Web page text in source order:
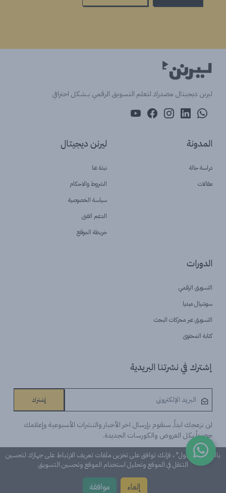
ليرنن ديجيتال مصدرك لتعلم التسويق الرقمي بــشكل احترافي
المدونة
دراسة حالة
مقالات
ليرنن ديجيتال
نبذة عنا
الشروط والاحكام
سياسة الخصوصية
الدعم الفنى
خريطة الموقع
الدورات
التسويق الرقمي
سوشيال ميديا
التسويق عبر محركات البحث
كتابة المحتوى
إشترك في نشرتنا البريدية
إشترك
لن نزعجك ابداً, سنقوم بإرسال اخر الأخبار والنشرات الأسبوعية وإعلامك
حصرياً بكل العروض والكورسات الجديدة.
©Learn n 'Digital. كل الحقوق محفوظة
بالنقر على "قبول" ، فإنك توافق على تخزين ملفات تعريف الارتباط على جهازك لتحسين
التنقل في الموقع وتحليل استخدام الموقع وتحسين التسويق
موافقة إلغاء